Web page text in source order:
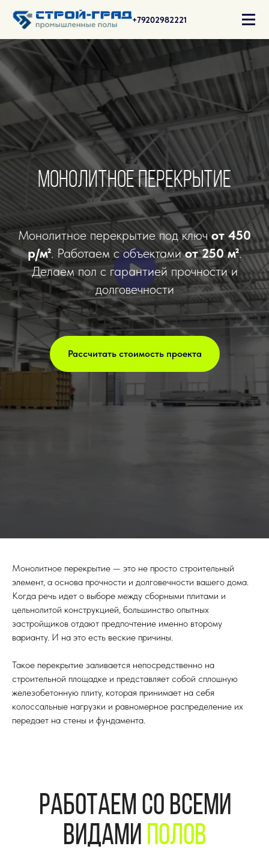
+79202982221
Монолитное перекрытие
Монолитное перекрытие под ключот 450
р/м². Работаем с объектамиот 250 м².
Делаем пол с гарантией прочности и
долговечности
Рассчитать стоимость проекта
Монолитное перекрытие — это не просто строительный
элемент, а основа прочности и долговечности вашего дома.
Когда речь идет о выборе между сборными плитами и
цельнолитой конструкцией, большинство опытных
застройщиков отдают предпочтение именно второму
варианту. И на это есть веские причины.
Такое перекрытие заливается непосредственно на
строительной площадке и представляет собой сплошную
железобетонную плиту, которая принимает на себя
колоссальные нагрузки и равномерное распределение их
передает на стены и фундамента.
работаем со всеми
видамиполов
Подберём необходимый вид пола под ваши задачи
Подобрать вид пола